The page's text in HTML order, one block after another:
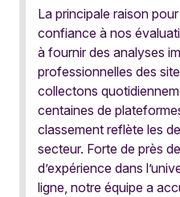
La principale raison
confiance à nos
à fournir des analyses
professionnelles des
collectons
centaines de
classement reflète les
secteur. Forte de près
d’expérience dans
ligne, notre équipe a